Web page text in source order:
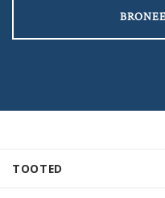
TOOTED